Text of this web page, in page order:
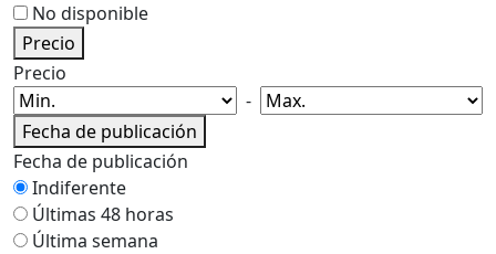
No disponible
Precio
Precio
-
Fecha de publicación
Fecha de publicación
Indiferente
Últimas 48 horas
Última semana